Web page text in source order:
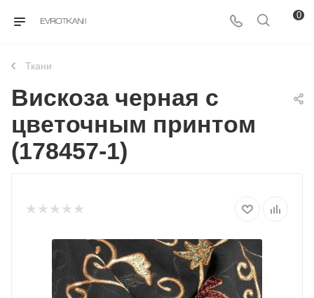
0
Ткани
Вискоза черная с
цветочным принтом
(178457-1)